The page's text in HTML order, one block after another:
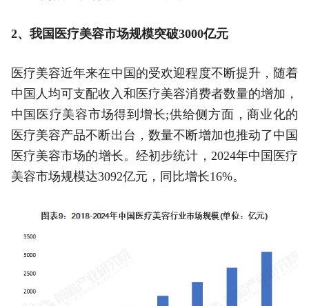
2、我国医疗美容市场规模突破3000亿元
医疗美容近年来在中国的受欢迎程度不断提升，随着
中国人均可支配收入和医疗美容消费者数量的增加，
中国医疗美容市场得到增长;供给侧方面，商业化的
医疗美容产品不断出台，数量不断增加也推动了中国
医疗美容市场的增长。经初步统计，2024年中国医疗
美容市场规模达3092亿元，同比增长16%。